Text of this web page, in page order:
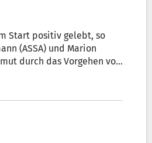
Start positiv gelebt, so
(ASSA) und Marion
Vorgehen von